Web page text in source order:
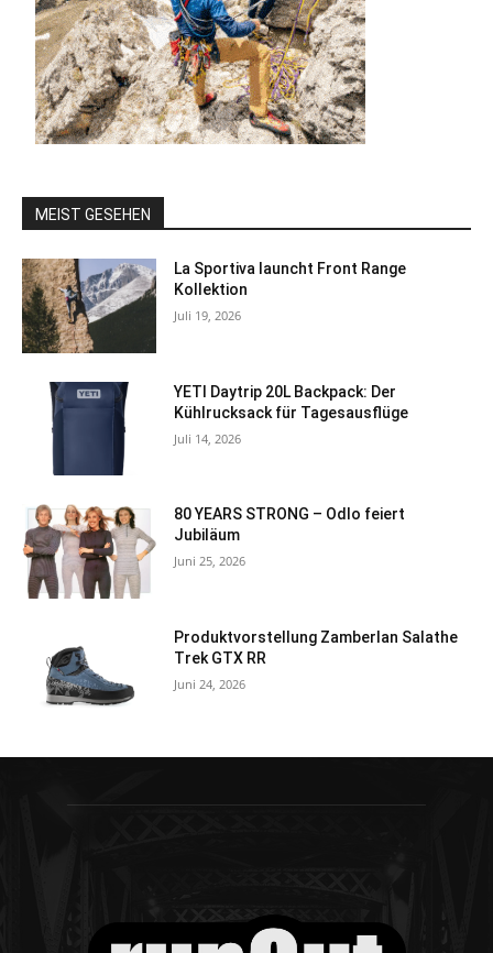
MEIST GESEHEN
La Sportiva launcht Front Range
Kollektion
Juli 19, 2026
YETI Daytrip 20L Backpack: Der
Kühlrucksack für Tagesausflüge
Juli 14, 2026
80 YEARS STRONG – Odlo feiert
Jubiläum
Juni 25, 2026
Produktvorstellung Zamberlan Salathe
Trek GTX RR
Juni 24, 2026